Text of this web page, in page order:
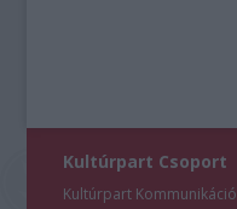
Kultúrpart Csoport
Kultúrpart Kommunikáció